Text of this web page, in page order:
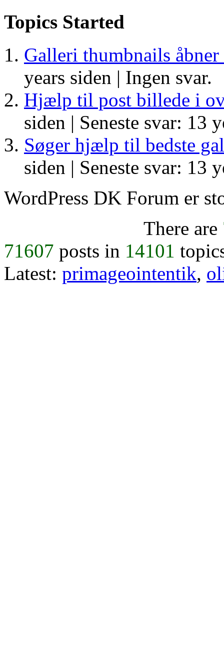
Topics Started
Galleri thumbnails
years siden | Ingen svar.
Hjælp til post billede i
siden | Seneste svar: 13
Søger hjælp til bedste
siden | Seneste svar: 13
WordPress DK Forum er
There are
71607 posts in 14101
Latest: primageointentik,